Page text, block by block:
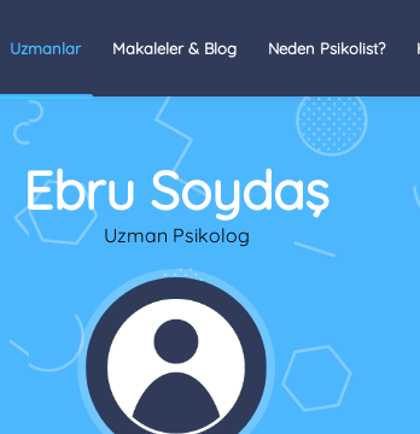
Uzmanlar Makaleler & Blog Neden Psikolist?
Ebru Soydaş
Uzman Psikolog